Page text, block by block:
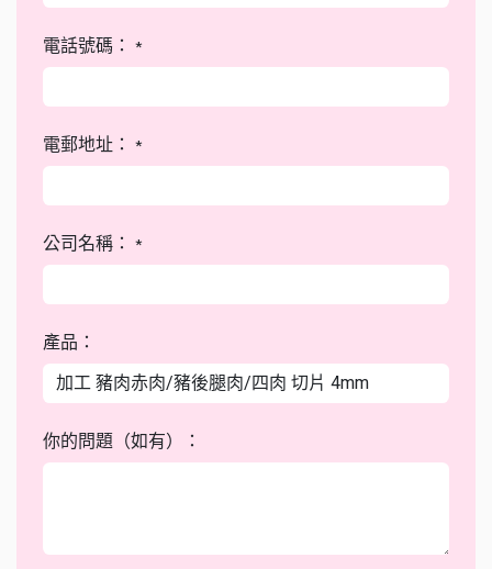
電話號碼： *
電郵地址： *
公司名稱： *
產品：
你的問題（如有）：